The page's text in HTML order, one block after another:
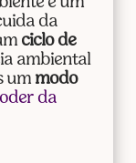
da
ciclo de
ambiental
um modo
da